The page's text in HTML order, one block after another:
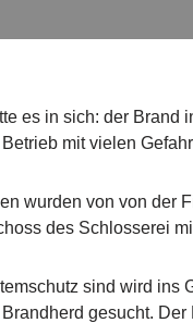
es in sich: der
mit vielen
wurden von von der
des Schlosserei
sind wird ins
gesucht.